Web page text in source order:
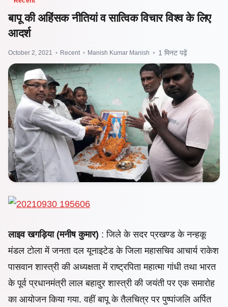
बापू की अहिंसक नीतियां व सात्विक विचार विश्व के लिए
आदर्श
October 2, 2021 • Recent • Manish Kumar Manish • 1 मिनट पढ़ें
लाइव खगड़िया (मनीष कुमार) : जिले के सदर प्रखण्ड के नन्हकू
मंडल टोला में जनता दल यूनाइटेड के जिला महासचिव आचार्य राकेश
पासवान शास्त्री की अध्यक्षता में राष्ट्रपिता महात्मा गांधी तथा भारत
के पूर्व प्रधानमंत्री लाल बहादुर शास्त्री की जयंती पर एक समारोह
का आयोजन किया गया. वहीं बापू के तैलचित्र पर पुष्पांजलि अर्पित